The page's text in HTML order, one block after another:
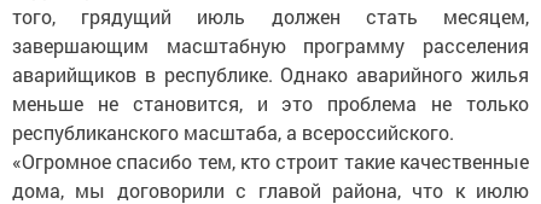
того, грядущий июль должен стать месяцем,
завершающим масштабную программу расселения
аварийщиков в республике. Однако аварийного жилья
меньше не становится, и это проблема не только
республиканского масштаба, а всероссийского.
«Огромное спасибо тем, кто строит такие качественные
дома, мы договорили с главой района, что к июлю